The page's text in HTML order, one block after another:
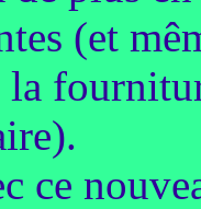
(et
la
ce